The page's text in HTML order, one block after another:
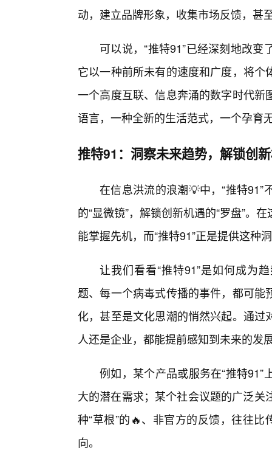
动，建立品牌形象，收集市场反馈，甚
可以说，“推特91”已经深刻地改
它以一种前所未有的速度和广度，将
一个高度互联、信息奔涌的数字时代
语言，一种全新的生活范式，一个孕育
推特91：洞察未来趋势，解锁创
在信息洪流的浪潮💡中，“推特
的“显微镜”，解锁创新机遇的“罗盘”。
能掌握先机，而“推特91”正是提供这种
让我们看看“推特91”是如何成为
题、每一个病毒式传播的事件，都可
化，甚至是文化思潮的悄然兴起。通
人还是企业，都能提前感知到未来的发
例如，某个产品或服务在“推特
大的潜在需求；某个社会议题的广泛
种“草根”的🔥、非官方的反馈，往往
向。